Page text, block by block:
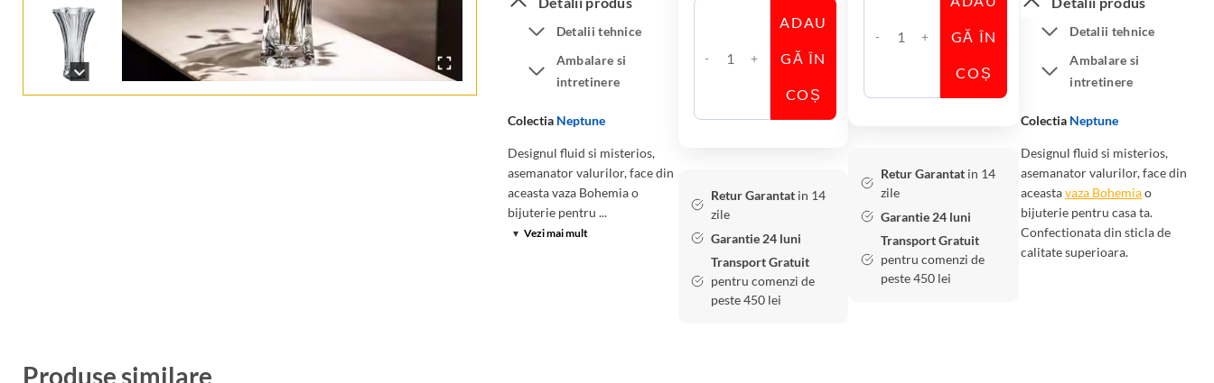
Detalii tehnice
Ambalare si
intretinere
Colectia Neptune
Designul fluid si misterios,
asemanator valurilor, face din
aceasta vaza Bohemia o
bijuterie pentru ...
▾ Vezi mai mult
C
a
e
V
a
ADAU
GĂ ÎN
COȘ
Retur Garantatin 14
zile
Garantie 24 luni
Transport Gratuit
pentru comenzi de
peste 450 lei
C
a
e
V
a
GĂ ÎN
COȘ
Retur Garantat in 14
zile
Garantie 24 luni
Transport Gratuit
pentru comenzi de
peste 450 lei
Detalii tehnice
Ambalare si
intretinere
Colectia Neptune
Designul fluid si misterios,
asemanator valurilor, face din
aceastavaza Bohemiao
bijuterie pentru casa ta.
Confectionata din sticla de
calitate superioara.
Produse similare